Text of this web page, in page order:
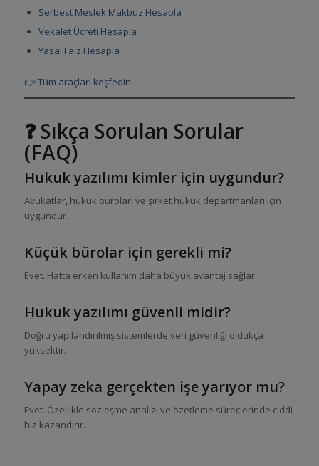
Serbest Meslek Makbuz Hesapla
Vekalet Ücreti Hesapla
Yasal Faiz Hesapla
👉 Tüm araçları keşfedin
❓ Sıkça Sorulan Sorular
(FAQ)
Hukuk yazılımı kimler için uygundur?
Avukatlar, hukuk büroları ve şirket hukuk departmanları için
uygundur.
Küçük bürolar için gerekli mi?
Evet. Hatta erken kullanım daha büyük avantaj sağlar.
Hukuk yazılımı güvenli midir?
Doğru yapılandırılmış sistemlerde veri güvenliği oldukça
yüksektir.
Yapay zeka gerçekten işe yarıyor mu?
Evet. Özellikle sözleşme analizi ve özetleme süreçlerinde ciddi
hız kazandırır.